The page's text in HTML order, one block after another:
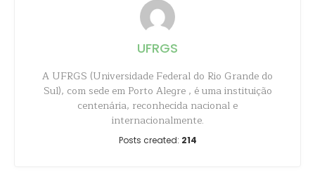
UFRGS
A UFRGS (Universidade Federal do Rio Grande do
Sul), com sede em Porto Alegre , é uma instituição
centenária, reconhecida nacional e
internacionalmente.
Posts created: 214